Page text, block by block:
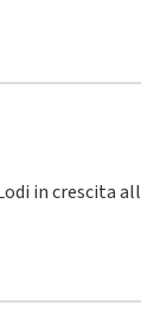
in crescita